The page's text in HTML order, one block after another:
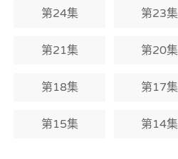
决定。
第24集 第23集
第21集 第20集
第18集 第17集
第15集 第14集